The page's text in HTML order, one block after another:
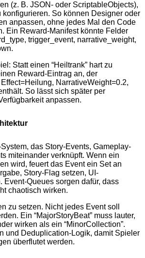
(z. B. JSON- oder ScriptableObjects),
konfigurieren. So können Designer oder
anpassen, ohne jedes Mal den Code
Ein Reward-Manifest könnte Felder
trigger_event, narrative_weight,
Statt einen “Heiltrank” hart zu
Reward-Eintrag an, der
NarrativeWeight=0.2,
So lässt sich später per
anpassen.
das Story-Events, Gameplay-
miteinander verknüpft. Wenn ein
wird, feuert das Event ein Set an
Story-Flag setzen, UI-
Event-Queues sorgen dafür, dass
chaotisch wirken.
zu setzen. Nicht jedes Event soll
Ein “MajorStoryBeat” muss lauter,
wirken als ein “MinorCollection”.
und Deduplication-Logik, damit Spieler
überflutet werden.